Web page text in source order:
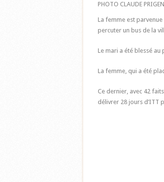
PHOTO CLAUDE
La femme est
percuter un bus de la
Le mari a été blessé au
La femme, qui a été
Ce dernier, avec 42
délivrer 28 jours d’ITT